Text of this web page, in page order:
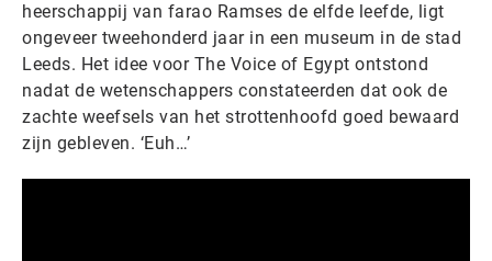
heerschappij van farao Ramses de elfde leefde, ligt
ongeveer tweehonderd jaar in een museum in de stad
Leeds. Het idee voor The Voice of Egypt ontstond
nadat de wetenschappers constateerden dat ook de
zachte weefsels van het strottenhoofd goed bewaard
zijn gebleven. ‘Euh…’